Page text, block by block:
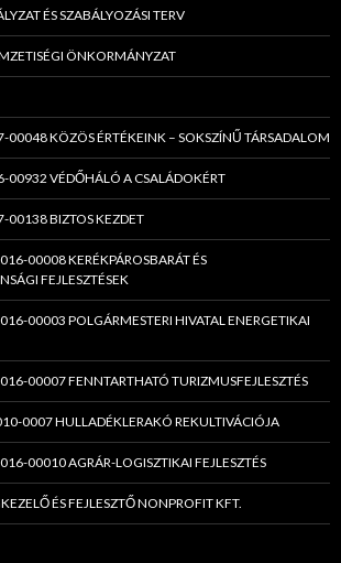
ÉS SZABÁLYOZÁSI TERV
ÖNKORMÁNYZAT
KÖZÖS ÉRTÉKEINK – SOKSZÍNŰ TÁRSADALOM
VÉDŐHÁLÓ A CSALÁDOKÉRT
BIZTOS KEZDET
00008 KERÉKPÁROSBARÁT ÉS
FEJLESZTÉSEK
00003 POLGÁRMESTERI HIVATAL ENERGETIKAI
00007 FENNTARTHATÓ TURIZMUSFEJLESZTÉS
0007 HULLADÉKLERAKÓ REKULTIVÁCIÓJA
00010 AGRÁR-LOGISZTIKAI FEJLESZTÉS
ÉS FEJLESZTŐ NONPROFIT KFT.